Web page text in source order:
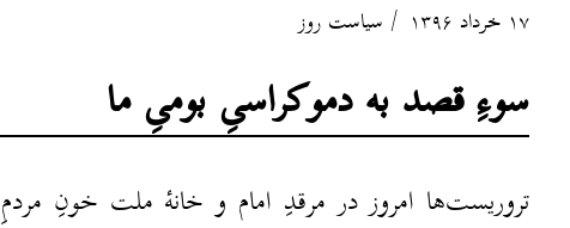
۱۷ خرداد ۱۳۹۶ سیاست روز
سوءِ قصد به دموکراسیِ بومیِ ما
تروریست‌ها امروز در مرقدِ امام و خانهٔ ملت خونِ